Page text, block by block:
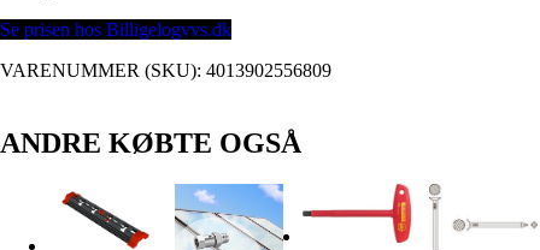
Se prisen hos Billigelogvvs.dk
VARENUMMER (SKU): 4013902556809
ANDRE KØBTE OGSÅ